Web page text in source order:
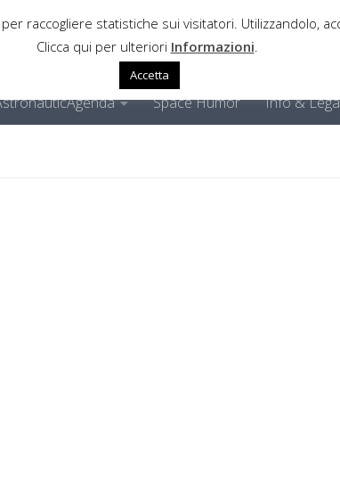
Space Humor Info &
raccogliere statistiche sui visitatori. Utilizzandolo,
Clicca qui per ulteriori Informazioni
Accetta